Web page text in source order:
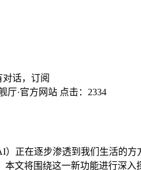
话，订阅
厅·官方网站 点击： 2334
在逐步渗透到我们生活的方
文将围绕这一新功能进行深入